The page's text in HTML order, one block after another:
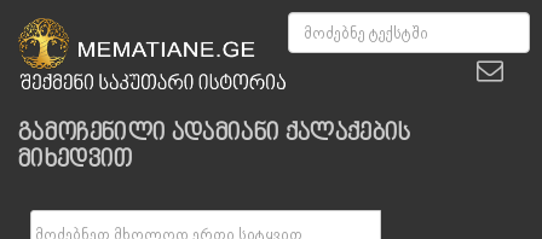
გამოჩენილი ადამიანი ქალაქების
მიხედვით